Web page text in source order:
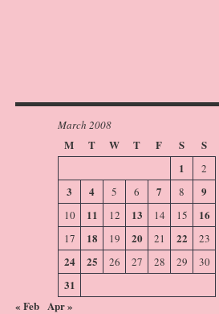
March 2008
M T W T F S
S
1
2
3 4 5 6 7 8 9
10 11 12 13 14 15 16
17 18 19 20 21 22 23
24 25 26 27 28 29 30
31
« Feb Apr »